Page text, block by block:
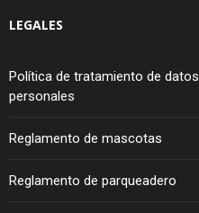
LEGALES
Política de tratamiento de datos
personales
Reglamento de mascotas
Reglamento de parqueadero